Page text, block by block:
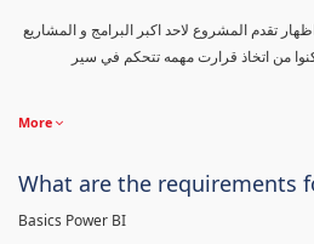
تقدم المشروع لاحد اكبر البرامج و المشاريع
من اتخاذ قرارت مهمه تتحكم في سير
More
What are the requirements
Basics Power BI